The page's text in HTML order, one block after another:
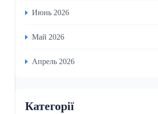
Июнь 2026
Май 2026
Апрель 2026
Категорії